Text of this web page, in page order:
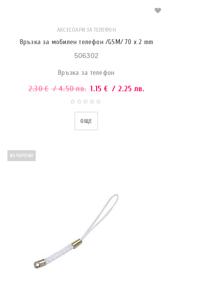
АКСЕСОАРИ ЗА ТЕЛЕФОН
Връзка за мобилен телефон /GSM/ 70 x 2 mm
506302
Връзка за телефон
2.30€ / 4.50 лв. 1.15 € / 2.25 лв.
ОЩЕ
ИЗЧЕРПАН